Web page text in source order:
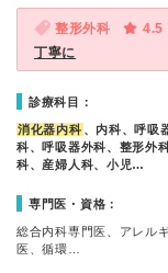
整形外科
4.5
丁寧に
診療科目：
消化器内科 、内科、呼吸
科、呼吸器外科、整形外
科、産婦人科、小児…
専門医・資格：
総合内科専門医、アレル
医、循環…